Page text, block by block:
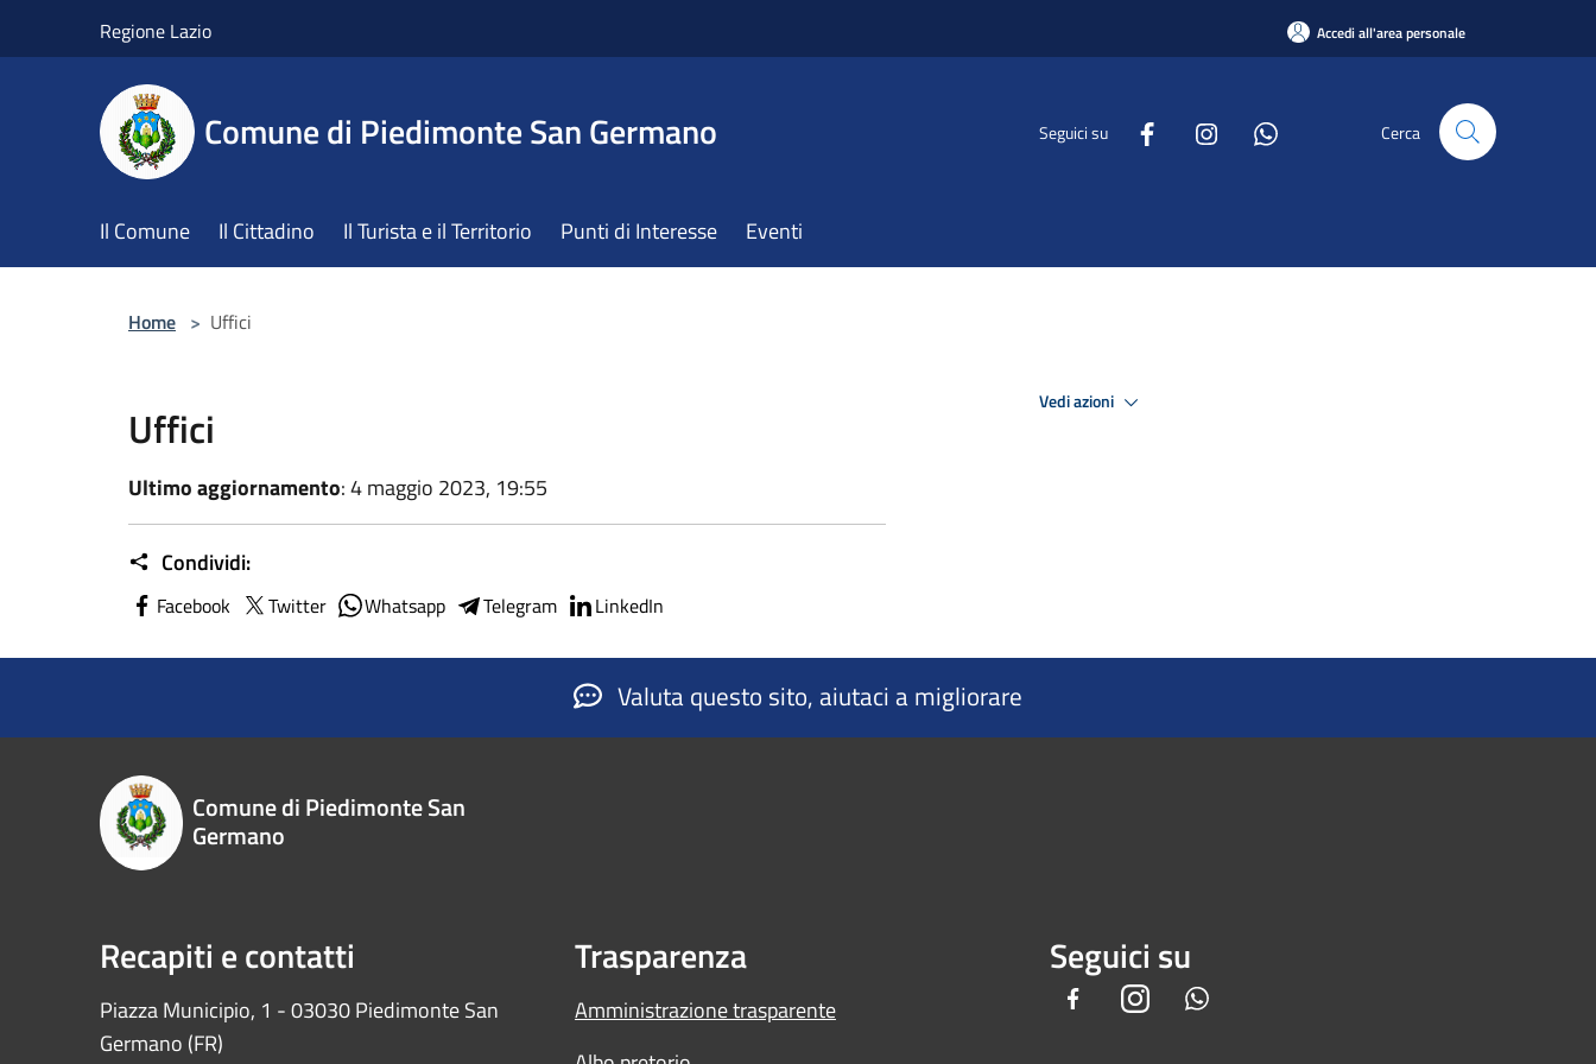
Regione Lazio Accedi all'area personale
Comune di Piedimonte San Germano Seguici su Cerca
Il Comune Il Cittadino Il Turista e il Territorio Punti di Interesse Eventi
Home > Uffici
Uffici
Ultimo aggiornamento: 4 maggio 2023, 19:55
Condividi:
Facebook Twitter Whatsapp Telegram LinkedIn
Vedi azioni
Valuta questo sito, aiutaci a migliorare
Comune di Piedimonte San
Germano
Recapiti e contatti
Piazza Municipio, 1 - 03030 Piedimonte San
Germano (FR)
Trasparenza
Amministrazione trasparente
Seguici su
FacebookInstagram